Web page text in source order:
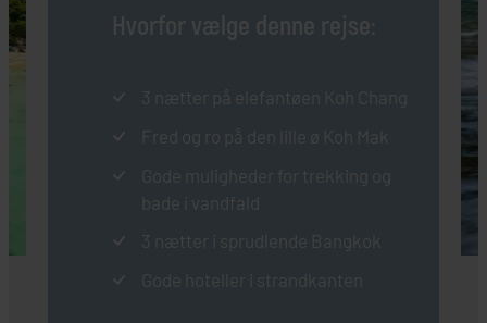
Hvorfor vælge denne rejse:
3 nætter på elefantøen Koh Chang
Fred og ro på den lille ø Koh Mak
Gode muligheder for trekking og
bade i vandfald
3 nætter i sprudlende Bangkok
Gode hoteller i strandkanten